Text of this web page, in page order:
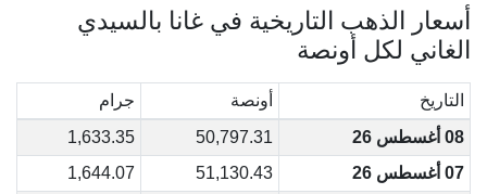
أسعار الذهب التاريخية في غانا بالسيدي
الغاني لكل أونصة
التاريخ أونصة
جرام
08 أغسطس 26
50,797.31
1,633.35
07 أغسطس 26
51,130.43
1,644.07